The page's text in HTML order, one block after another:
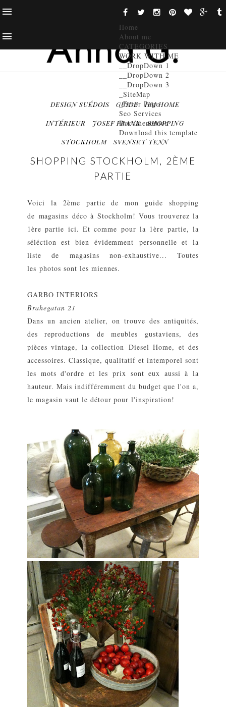
Home
About me
CATEGORIES
WORK WITH ME
__DropDown 1
__DropDown 2
__DropDown 3
_SiteMap
_Error Page
Seo Services
Documentation
Download this template
DESIGN SUÉDOIS GUIDE HM HOME
INTÉRIEUR JOSEF FRANK SHOPPING
STOCKHOLM SVENSKT TENN
SHOPPING STOCKHOLM, 2ÈME
PARTIE
Voici la 2ème partie de mon guide shopping
de magasins déco à Stockholm! Vous trouverez la
1ère partie ici. Et comme pour la 1ère partie, la
séléction est bien évidemment personnelle et la
liste de magasins non-exhaustive... Toutes
les photos sont les miennes.
GARBO INTERIORS
Brahegatan 21
Dans un ancien atelier, on trouve des antiquités,
des reproductions de meubles gustaviens, des
pièces vintage, la collection Diesel Home, et des
accessoires. Classique, qualitatif et intemporel sont
les mots d'ordre et les prix sont eux aussi à la
hauteur. Mais indifféremment du budget que l'on a,
le magasin vaut le détour pour l'inspiration!